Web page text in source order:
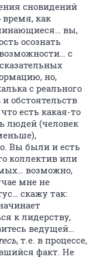
сновидений
время, как
вы,
осознать
с
но,
с реального
обстоятельств
есть какая-то
людей (человек
Вы были и есть
коллектив или
возможно,
мне не
скажу так:
к лидерству,
ведущей…
, т.е. в процессе,
факт. Не